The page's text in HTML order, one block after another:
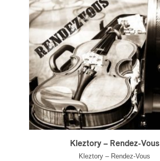
Kleztory – Rendez-Vous
Kleztory – Rendez-Vous